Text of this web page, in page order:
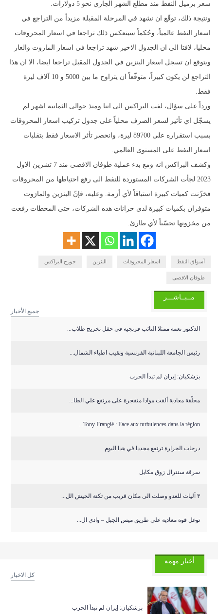
سعر برميل النفط منذ مطلع الشهر الجاري نحو 5 دولارات.
ونتيجة ذلك، توقّع ان نشهد في المرحلة المقبلة مزيداً من التراجع في
اسعار النفط عالمياً، وحُكماً سينعكس ذلك تراجعا في اسعار المحروقات
محليا، لافتا الى ان الجدول الاخير شهد تراجعا في اسعار المازوت والغاز
ويتوقع ان تسجل اسعار البنزين في الجدول المقبل تراجعا ايضا، الا ان هذا
التراجع لن يكون كبيراً، متوقّعاً ان يتراوح ما بين 5000 و 10 آلاف ليرة
فقط.
ورداً على سؤال، لفت البراكس الى اننا ومنذ حوالى الثمانية اشهر لم
يسجّل اي تأثير لسعر الصرف محلياً على جدول تركيب اسعار المحروقات
بسبب استقراره على 89700 ليرة، وانحصر تأثر الاسعار فقط بتقلبات
اسعار النفط على المستوى العالمي.
وكشف البراكس انه ومع بدء عملية طوفان الاقصى منذ 7 تشرين الاول
2023 لجأت الشركات المستوردة للنفط الى رفع احتياطها من المحروقات
فخزّنت كميات كبيرة استباقاً لأي أزمة. وعليه، فإنّ البنزين والمازوت
متوفران بكميات كبيرة لدى خزانات هذه الشركات، حتى المحطات رفعت
من مخزونها تحسّباً لأي طارئ.
أسواق النفط اسعار المحروقات البنزين جورج البراكس
طوفان الاقصى
مــبــاشـــر
جميع الأخبار
الدكتور نعمة ممثلا النائب فرنجيه في حفل تخريج طلاب...
رئيس الجامعة اللبنانية الفرنسية ونقيب اطباء الشمال...
بزشكيان: إيران لم تبدأ الحرب
محلّقة معادية ألقت موادا متفجرة على مرتفع علي الطا...
Tony Frangié : Face aux turbulences dans la région...
درجات الحرارة ترتفع مجددا في هذا اليوم
سرقة سنترال زوق مكايل
٣ آليات للعدو وصلت الى مكان قريب من ثكنة الجيش الل...
توغل قوة معادية على طريق ميس الجبل – وادي ال...
أخبار مهمة
كل الاخبار
بزشكيان: إيران لم تبدأ الحرب